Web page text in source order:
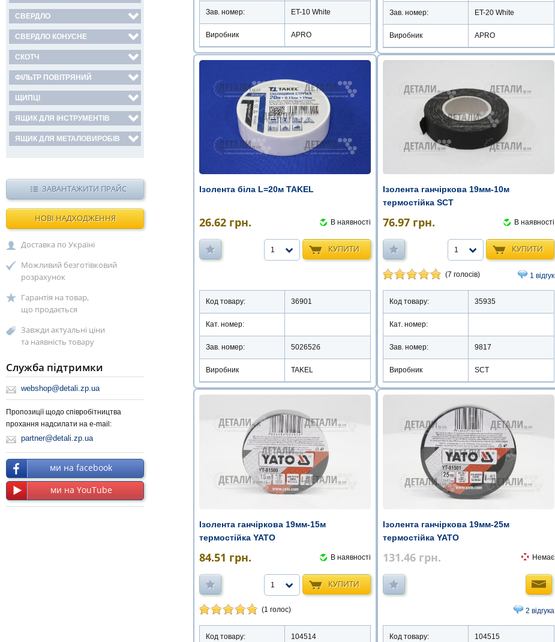
Зав. номер: ET-10 White
Виробник APRO
Зав. номер: ET-20 White
Виробник APRO
Ізолента біла L=20м TAKEL
26.62 грн. В наявності
КУПИТИ
1
Код товару: 36901
Кат. номер:
Зав. номер: 502652б
Виробник TAKEL
Ізолента ганчіркова 19мм-10м
термостійка SCT
76.97 грн. В наявності
КУПИТИ
1
(7 голосів) 1 відгук
Код товару: 35935
Кат. номер:
Зав. номер: 9817
Виробник SCT
Ізолента ганчіркова 19мм-15м
термостійка YATO
84.51 грн. В наявності
КУПИТИ
1
(1 голос)
Код товару: 104514
Ізолента ганчіркова 19мм-25м
термостійка YATO
131.46 грн. Немає
2 відгука
Код товару: 104515
СВЕРДЛО
СВЕРДЛО КОНУСНЕ
СКОТЧ
ФІЛЬТР ПОВІТРЯНИЙ
ЩИПЦІ
ЯЩИК ДЛЯ ІНСТРУМЕНТІВ
ЯЩИК ДЛЯ МЕТАЛОВИРОБІВ
ЗАВАНТАЖИТИ ПРАЙС
НОВІ НАДХОДЖЕННЯ
Доставка по Україні
Можливий безготівковий
розрахунок
Гарантія на товар,
що продається
Завжди актуальні ціни
та наявність товару
Служба підтримки
webshop@detali.zp.ua
Пропозиції щодо співробітництва
прохання надсилати на e-mail:
partner@detali.zp.ua
ми на facebook
ми на YouTube